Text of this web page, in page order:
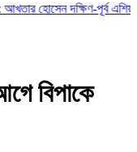
হোসেনদক্ষিণ-পূর্ব এশিয়ার
বিপাকে